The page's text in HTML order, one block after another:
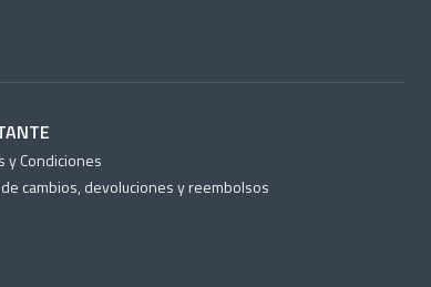
y Condiciones
cambios, devoluciones y reembolsos